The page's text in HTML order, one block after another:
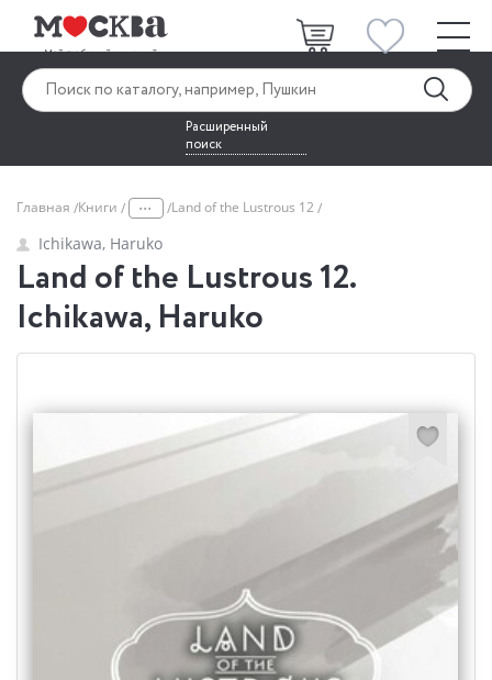
Расширенный
поиск
Главная Книги ... Land of the Lustrous 12
Ichikawa, Haruko
Land of the Lustrous 12.
Ichikawa, Haruko